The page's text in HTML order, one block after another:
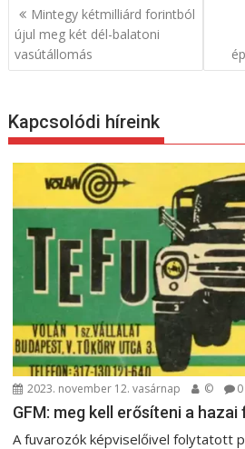
B
e
j
g
y
z
s
g
á
c
i
ó
Mintegy kétmilliárd forintból
újul meg két dél-balatoni
vasútállomás
Kapcsolódi híreink
2023. november 12. vasárnap © 0
GFM: meg kell erősíteni a
A fuvarozók képviselőivel folytatott